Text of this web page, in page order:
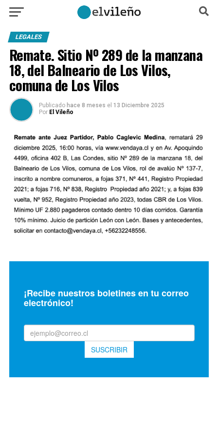
LEGALES
Remate. Sitio Nº 289 de la manzana
18, del Balneario de Los Vilos,
comuna de Los Vilos
Publicado hace 8 meses el 13 Diciembre 2025
Por El Vileño